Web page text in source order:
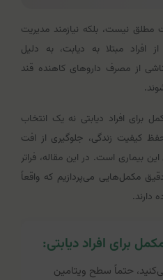
مطلق نیست، بلکه نیازمند مدیریت
مبتلا به دیابت، به دلیل
از مصرف داروهای کاهنده قند
برای افراد دیابتی نه یک انتخاب
کیفیت زندگی، جلوگیری از افت
بیماری است. در این مقاله، فراتر
مکمل‌هایی می‌پردازیم که واقعاً
دارند.
برای افراد دیابتی:
حتماً سطح ویتامین